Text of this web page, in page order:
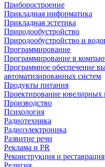
Приборостроение
Прикладная информатика
Прикладная эстетика
Природообустройство
Природообустройство и
Программирование
Программирование в
Программное обеспечение
автоматизированных систем
Продукты питания
Проектирование ювелирных
Производство
Психология
Радиотехника
Радиоэлектроника
Развитие речи
Реклама и PR
Реконструкция и реставрация
Религия